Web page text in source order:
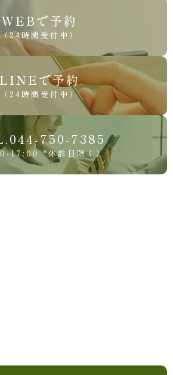
WEBで予約
（24時間受付中）
LINEで予約
（24時間受付中）
750-7385
17:00 *休診日除く）